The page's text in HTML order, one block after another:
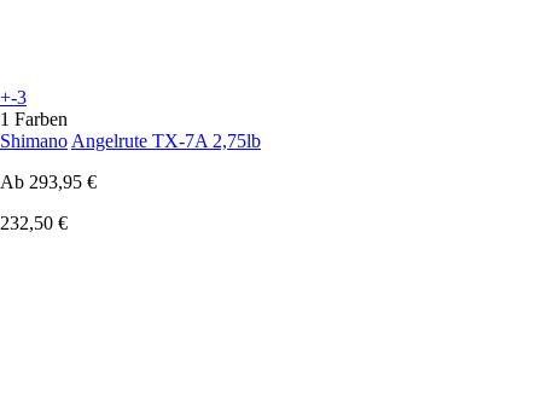
+-3
1 Farben
Shimano Angelrute TX-7A 2,75lb
Ab 293,95 €
232,50 €